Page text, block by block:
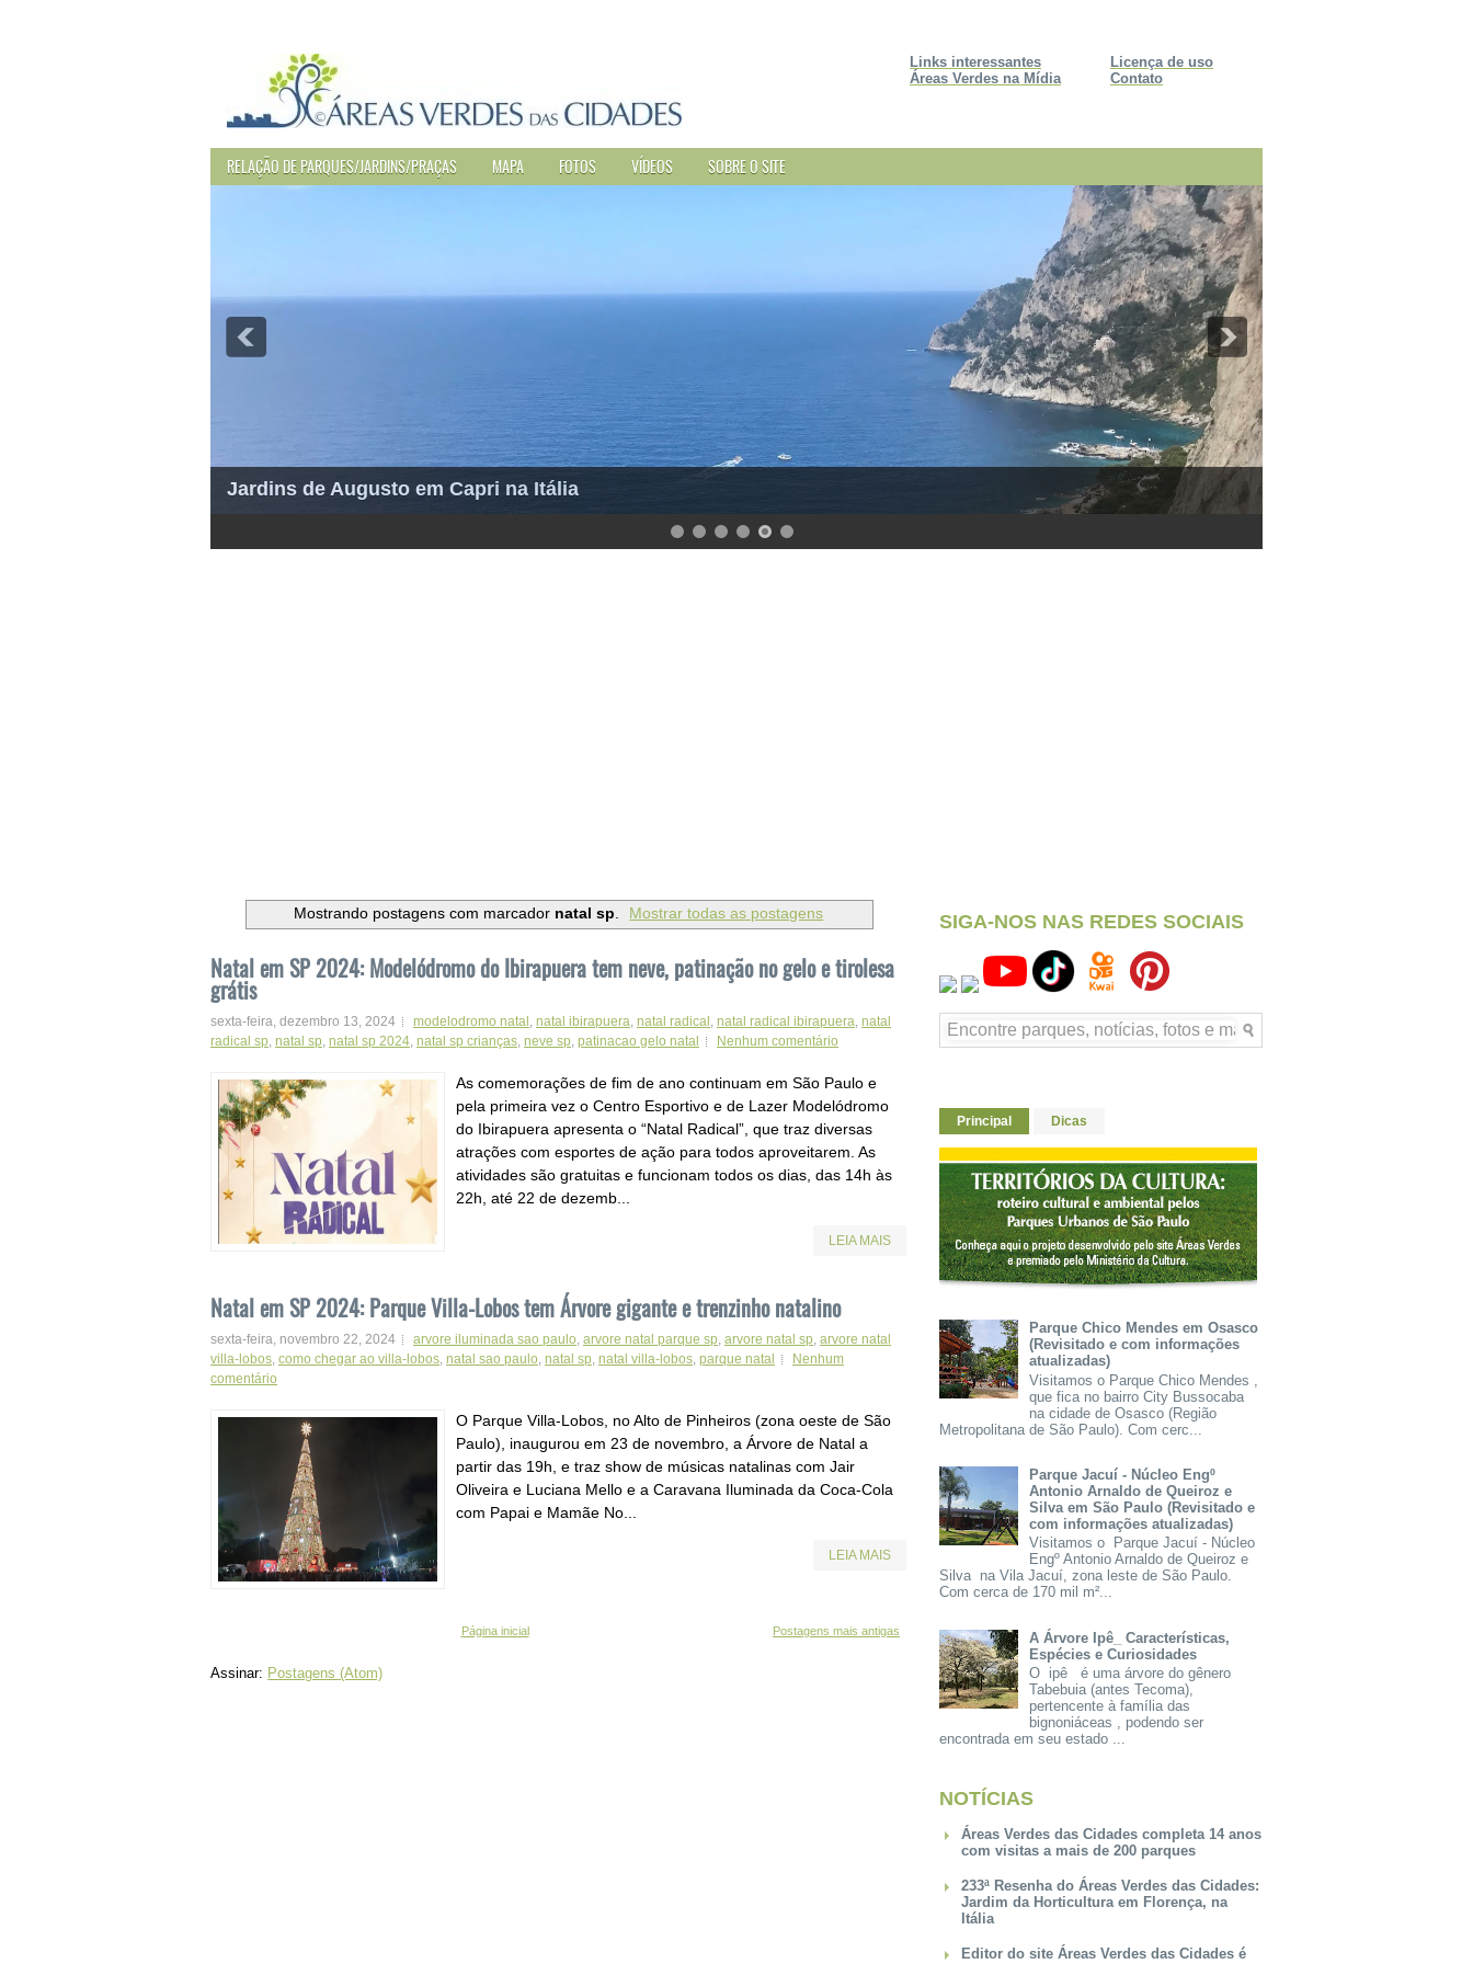
Licença de uso
Contato
Links interessantes
Áreas Verdes na Mídia
RELAÇÃO DE PARQUES/JARDINS/PRAÇAS MAPA FOTOS VÍDEOS SOBRE O SITE
Jardins de Augusto em Capri na Itália
Mostrando postagens com marcador natal sp. Mostrar todas as postagens
Natal em SP 2024: Modelódromo do Ibirapuera tem neve, patinação no gelo e tirolesa
grátis
sexta-feira, dezembro 13, 2024 modelodromo natal natal ibirapuera natal radical natal radical ibirapuera natal
radical sp natal sp natal sp 2024 natal sp crianças neve sp patinacao gelo natal Nenhum comentário
As comemorações de fim de ano continuam em São Paulo e
pela primeira vez o Centro Esportivo e de Lazer Modelódromo
do Ibirapuera apresenta o “Natal Radical”, que traz diversas
atrações com esportes de ação para todos aproveitarem. As
atividades são gratuitas e funcionam todos os dias, das 14h às
22h, até 22 de dezemb...
LEIA MAIS
Natal em SP 2024: Parque Villa-Lobos tem Árvore gigante e trenzinho natalino
sexta-feira, novembro 22, 2024 arvore iluminada sao paulo arvore natal parque sp arvore natal sp arvore natal
villa-lobos como chegar ao villa-lobos natal sao paulo natal sp natal villa-lobos parque natal
Nenhum
comentário
O Parque Villa-Lobos, no Alto de Pinheiros (zona oeste de São
Paulo), inaugurou em 23 de novembro, a Árvore de Natal a
partir das 19h, e traz show de músicas natalinas com Jair
Oliveira e Luciana Mello e a Caravana Iluminada da Coca-Cola
com Papai e Mamãe No...
LEIA MAIS
Postagens mais antigas
Página inicial
Assinar: Postagens (Atom)
SIGA-NOS NAS REDES SOCIAIS
Principal Dicas
Parque Chico Mendes em Osasco
(Revisitado e com informações
atualizadas)
Visitamos o Parque Chico Mendes ,
que fica no bairro City Bussocaba
na cidade de Osasco (Região
Metropolitana de São Paulo). Com cerc...
Parque Jacuí - Núcleo Engº
Antonio Arnaldo de Queiroz e
Silva em São Paulo (Revisitado e
com informações atualizadas)
Visitamos o Parque Jacuí - Núcleo
Engº Antonio Arnaldo de Queiroz e
Silva na Vila Jacuí, zona leste de São Paulo.
Com cerca de 170 mil m²...
A Árvore Ipê_ Características,
Espécies e Curiosidades
O ipê é uma árvore do gênero
Tabebuia (antes Tecoma),
pertencente à família das
bignoniáceas , podendo ser
encontrada em seu estado ...
NOTÍCIAS
Áreas Verdes das Cidades completa 14 anos
com visitas a mais de 200 parques
233ª Resenha do Áreas Verdes das Cidades:
Jardim da Horticultura em Florença, na
Itália
Editor do site Áreas Verdes das Cidades é